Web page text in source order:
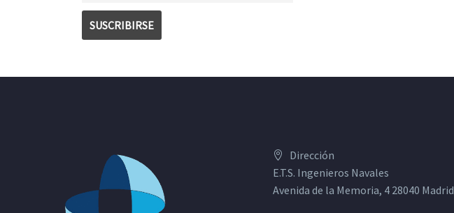
Dirección
E.T.S. Ingenieros Navales
Avenida de la Memoria, 4 28040 Madrid